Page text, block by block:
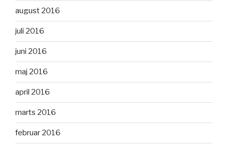
august 2016
juli 2016
juni 2016
maj 2016
april 2016
marts 2016
februar 2016